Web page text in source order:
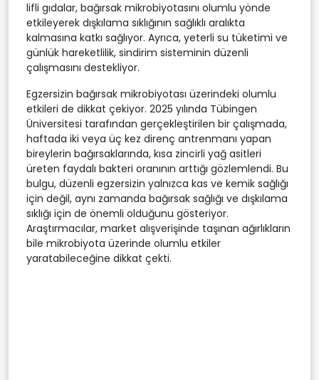
lifli gıdalar, bağırsak mikrobiyotasını olumlu yönde
etkileyerek dışkılama sıklığının sağlıklı aralıkta
kalmasına katkı sağlıyor. Ayrıca, yeterli su tüketimi ve
günlük hareketlilik, sindirim sisteminin düzenli
çalışmasını destekliyor.
Egzersizin bağırsak mikrobiyotası üzerindeki olumlu
etkileri de dikkat çekiyor. 2025 yılında Tübingen
Üniversitesi tarafından gerçekleştirilen bir çalışmada,
haftada iki veya üç kez direnç antrenmanı yapan
bireylerin bağırsaklarında, kısa zincirli yağ asitleri
üreten faydalı bakteri oranının arttığı gözlemlendi. Bu
bulgu, düzenli egzersizin yalnızca kas ve kemik sağlığı
için değil, aynı zamanda bağırsak sağlığı ve dışkılama
sıklığı için de önemli olduğunu gösteriyor.
Araştırmacılar, market alışverişinde taşınan ağırlıkların
bile mikrobiyota üzerinde olumlu etkiler
yaratabileceğine dikkat çekti.